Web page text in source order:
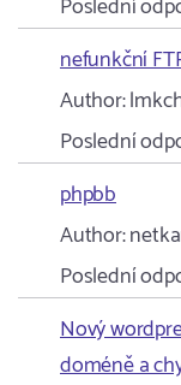
Poslední
nefunkční
Author:
Poslední
phpbb
Author:
Poslední
Nový
doméně a